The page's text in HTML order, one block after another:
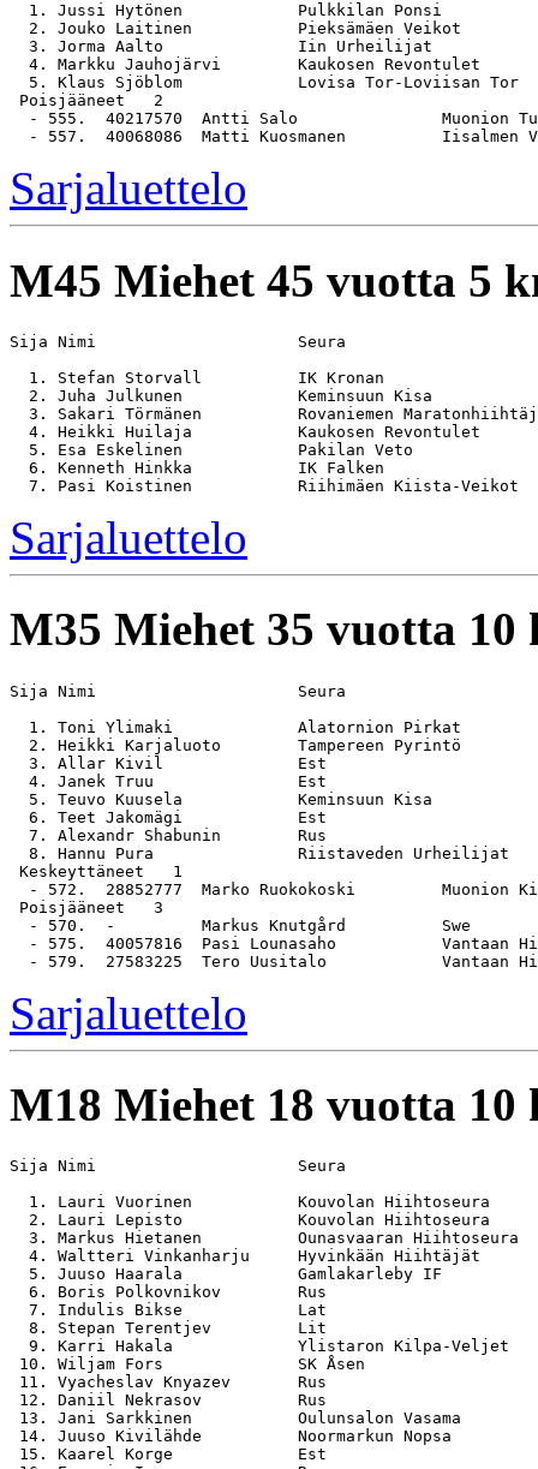
1. Jussi Hytönen            Pulkkilan Ponsi
2. Jouko Laitinen           Pieksämäen Veikot
3. Jorma Aalto              Iin Urheilijat
4. Markku Jauhojärvi        Kaukosen Revontulet
5. Klaus Sjöblom            Lovisa Tor-Loviisan Tor
Poisjääneet   2
- 555.  40217570  Antti Salo               Muonion
Sarjaluettelo
M45 Miehet 45 vuotta 5
Sija Nimi                     Seura
1. Stefan Storvall          IK Kronan
2. Juha Julkunen            Keminsuun Kisa
3. Sakari Törmänen          Rovaniemen
4. Heikki Huilaja           Kaukosen Revontulet
5. Esa Eskelinen            Pakilan Veto
6. Kenneth Hinkka           IK Falken
Sarjaluettelo
M35 Miehet 35 vuotta 10
Sija Nimi                     Seura
1. Toni Ylimaki             Alatornion Pirkat
2. Heikki Karjaluoto        Tampereen Pyrintö
3. Allar Kivil              Est
4. Janek Truu               Est
5. Teuvo Kuusela            Keminsuun Kisa
6. Teet Jakomägi            Est
7. Alexandr Shabunin        Rus
8. Hannu Pura               Riistaveden Urheilijat
Keskeyttäneet   1
- 572.  28852777  Marko Ruokokoski         Muonion
Poisjääneet   3
  - 570.  -         Markus Knutgård          Swe
- 575.  40057816  Pasi Lounasaho           Vantaan
Sarjaluettelo
M18 Miehet 18 vuotta 10
Sija Nimi                     Seura
1. Lauri Vuorinen           Kouvolan Hiihtoseura
2. Lauri Lepisto            Kouvolan Hiihtoseura
3. Markus Hietanen          Ounasvaaran Hiihtoseura
4. Waltteri Vinkanharju     Hyvinkään Hiihtäjät
5. Juuso Haarala            Gamlakarleby IF
6. Boris Polkovnikov        Rus
7. Indulis Bikse            Lat
8. Stepan Terentjev         Lit
9. Karri Hakala             Ylistaron Kilpa-Veljet
10. Wiljam Fors              SK Åsen
11. Vyacheslav Knyazev       Rus
12. Daniil Nekrasov          Rus
13. Jani Sarkkinen           Oulunsalon Vasama
14. Juuso Kivilähde          Noormarkun Nopsa
15. Kaarel Korge             Est